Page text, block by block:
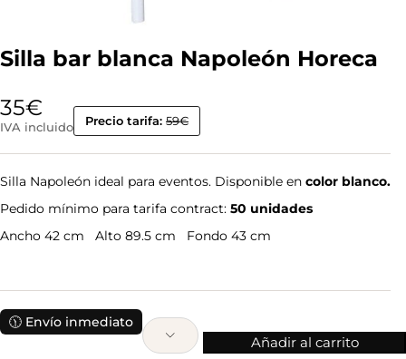
Silla bar blanca Napoleón Horeca
35€
IVA incluido Precio tarifa: 59€
Silla Napoleón ideal para eventos. Disponible en color blanco.
Pedido mínimo para tarifa contract: 50 unidades
Ancho 42 cm Alto 89.5 cm Fondo 43 cm
🕦 Envío inmediato
Añadir al carrito